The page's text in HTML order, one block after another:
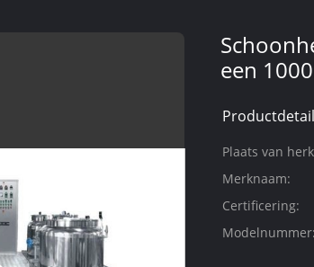
een
Plaats van
Merknaam:
Certificering:
Modelnummer: